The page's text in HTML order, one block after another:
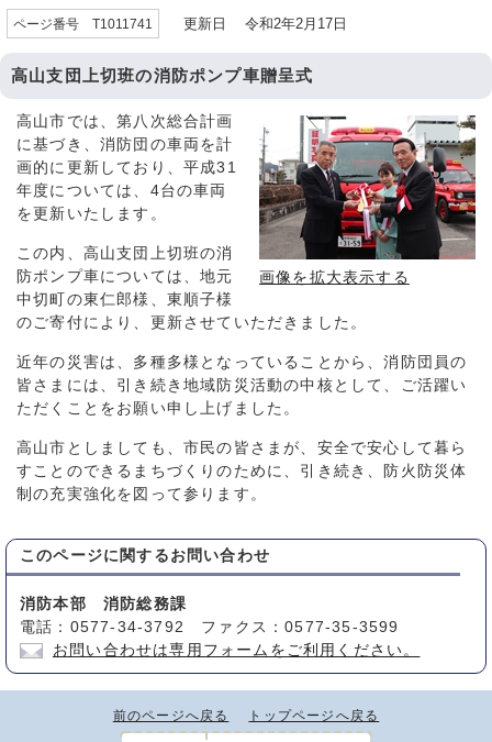
ページ番号 T1011741 更新日 令和2年2月17日
高山支団上切班の消防ポンプ車贈呈式
画像を拡大表示する
高山市では、第八次総合計画
に基づき、消防団の車両を計
画的に更新しており、平成31
年度については、4台の車両
を更新いたします。
この内、高山支団上切班の消
防ポンプ車については、地元
中切町の東仁郎様、東順子様
のご寄付により、更新させていただきました。
近年の災害は、多種多様となっていることから、消防団員の
皆さまには、引き続き地域防災活動の中核として、ご活躍い
ただくことをお願い申し上げました。
高山市としましても、市民の皆さまが、安全で安心して暮ら
すことのできるまちづくりのために、引き続き、防火防災体
制の充実強化を図って参ります。
このページに関する お問い合わせ
消防本部 消防総務課
電話：0577-34-3792 ファクス：0577-35-3599
お問い合わせは専用フォームをご利用ください。
前のページへ戻る トップページへ戻る